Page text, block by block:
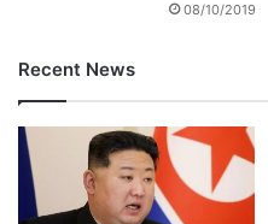
08/10/2019
Recent News